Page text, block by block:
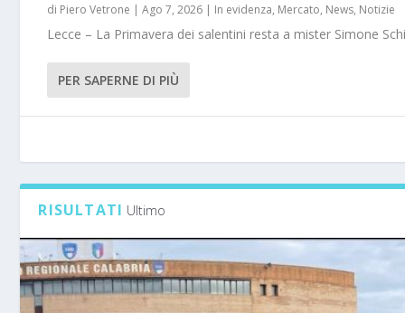
di Piero Vetrone |Ago 7, 2026 | In evidenza, Mercato, News, Notizie
Lecce – La Primavera dei salentini resta a mister Simone
PER SAPERNE DI PIÙ
RISULTATI Ultimo